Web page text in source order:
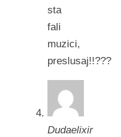
sta
fali
muzici,
preslusaj!!???
Dudaelixir